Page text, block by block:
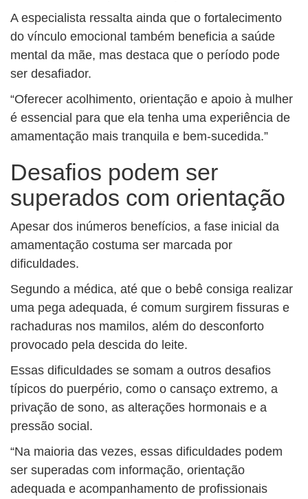
A especialista ressalta ainda que o fortalecimento
do vínculo emocional também beneficia a saúde
mental da mãe, mas destaca que o período pode
ser desafiador.
“Oferecer acolhimento, orientação e apoio à mulher
é essencial para que ela tenha uma experiência de
amamentação mais tranquila e bem-sucedida.”
Desafios podem ser
superados com orientação
Apesar dos inúmeros benefícios, a fase inicial da
amamentação costuma ser marcada por
dificuldades.
Segundo a médica, até que o bebê consiga realizar
uma pega adequada, é comum surgirem fissuras e
rachaduras nos mamilos, além do desconforto
provocado pela descida do leite.
Essas dificuldades se somam a outros desafios
típicos do puerpério, como o cansaço extremo, a
privação de sono, as alterações hormonais e a
pressão social.
“Na maioria das vezes, essas dificuldades podem
ser superadas com informação, orientação
adequada e acompanhamento de profissionais